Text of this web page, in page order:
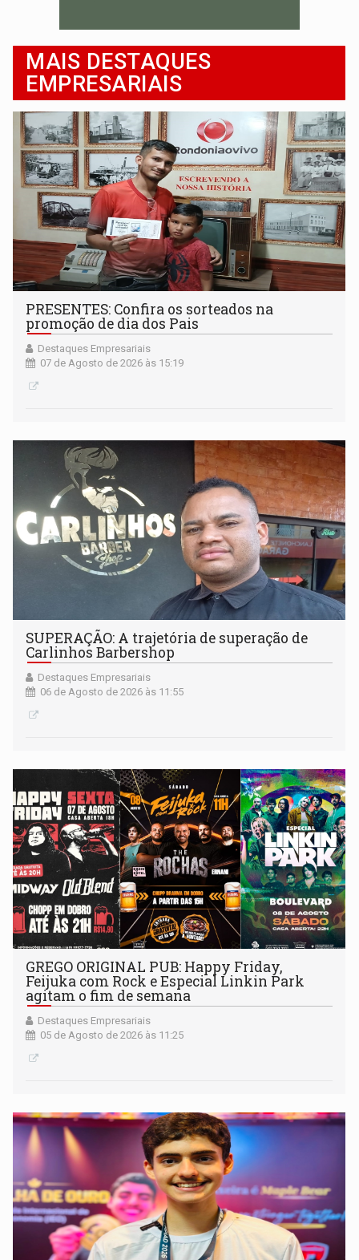
MAIS DESTAQUES
EMPRESARIAIS
PRESENTES: Confira os sorteados na
promoção de dia dos Pais
Destaques Empresariais
07 de Agosto de 2026 às 15:19
SUPERAÇÃO: A trajetória de superação de
Carlinhos Barbershop
Destaques Empresariais
06 de Agosto de 2026 às 11:55
GREGO ORIGINAL PUB: Happy Friday,
Feijuka com Rock e Especial Linkin Park
agitam o fim de semana
Destaques Empresariais
05 de Agosto de 2026 às 11:25